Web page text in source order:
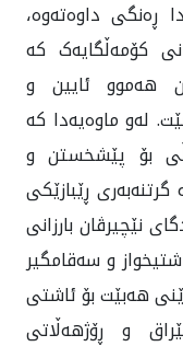
ڕه‌نگی داوەتەوە،
کۆمەڵگایەک کە
هەموو ئایین و
لەو ماوه‌يه‌دا کە
بۆ پێشخستن و
ڕێبازێکی
نێچیرڤان بارزانی
و سەقامگیر
هه‌بێت بۆ ئاشتی
و ڕۆژهەڵاتی